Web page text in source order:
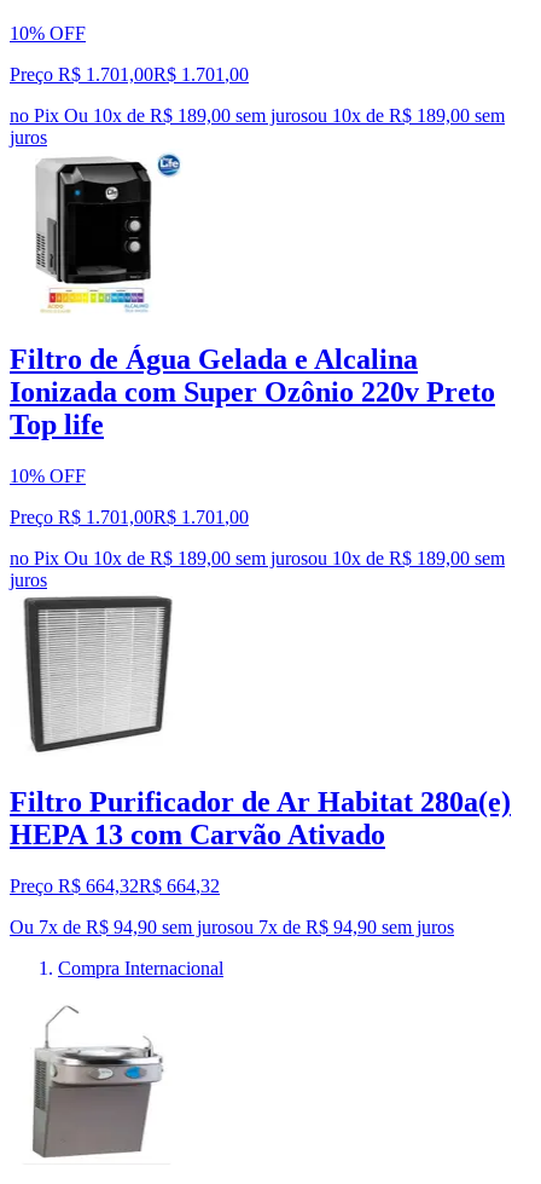
10% OFF
Preço R$ 1.701,00R$ 1.701 ,00
no Pix Ou 10x de R$ 189,00 sem jurosou 10x de R$ 189,00 sem
juros
Filtro de Água Gelada e Alcalina
Ionizada com Super Ozônio 220v Preto
Top life
10% OFF
Preço R$ 1.701,00R$ 1.701 ,00
no Pix Ou 10x de R$ 189,00 sem jurosou 10x de R$ 189,00 sem
juros
Filtro Purificador de Ar Habitat 280a(e)
HEPA 13 com Carvão Ativado
Preço R$ 664,32R$ 664,32
Ou 7x de R$ 94,90 sem jurosou 7x de R$ 94,90 sem juros
Compra Internacional